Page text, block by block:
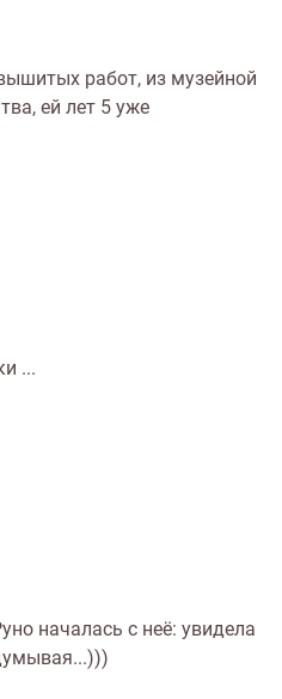
работ, из музейной
ей лет 5 уже
...
началась с неё: увидела